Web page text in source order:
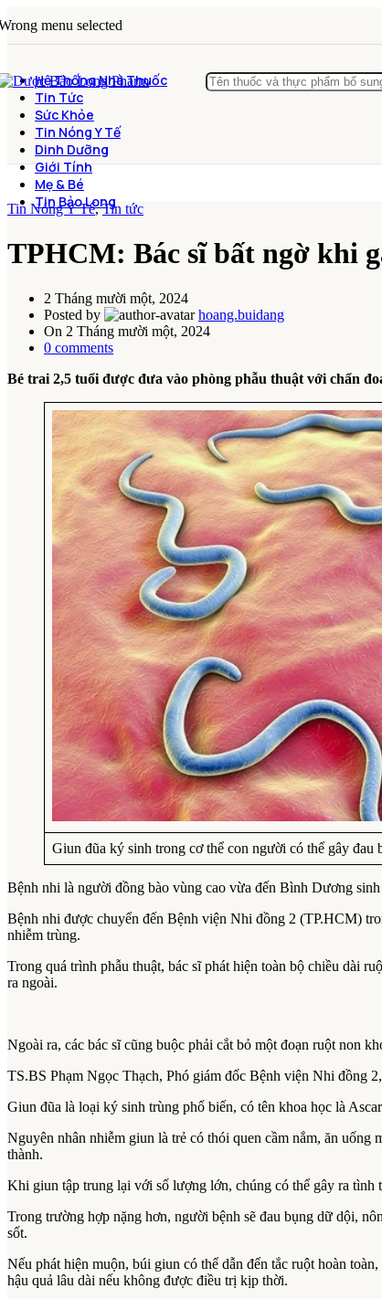
menu selected
Hệ Thống Nhà Thuốc
Tin Tức
Sức Khỏe
Tin Nóng Y Tế
Dinh Dưỡng
Giới Tính
Mẹ & Bé
Tin Bảo Long
Tin Nóng Y Tế,Tin tức
TPHCM: Bác sĩ bất ngờ khi
2 Tháng mười một, 2024
Posted by
hoang.buidang
On 2 Tháng mười một, 2024
0 comments
Bé trai 2,5 tuổi được đưa vào phòng phẫu thuật với chẩn
Giun đũa ký sinh trong cơ thể con người có thể gây đau
Bệnh nhi là người đồng bào vùng cao vừa đến Bình Dương
Bệnh nhi được chuyển đến Bệnh viện Nhi đồng 2 (TP.HCM)
nhiễm trùng.
Trong quá trình phẫu thuật, bác sĩ phát hiện toàn bộ chiều dài
ra ngoài.
Ngoài ra, các bác sĩ cũng buộc phải cắt bỏ một đoạn ruột non
TS.BS Phạm Ngọc Thạch, Phó giám đốc Bệnh viện Nhi đồng
Giun đũa là loại ký sinh trùng phổ biến, có tên khoa học là
Nguyên nhân nhiễm giun là trẻ có thói quen cầm nắm, ăn
thành.
Khi giun tập trung lại với số lượng lớn, chúng có thể gây ra
Trong trường hợp nặng hơn, người bệnh sẽ đau bụng dữ dội,
sốt.
Nếu phát hiện muộn, búi giun có thể dẫn đến tắc ruột hoàn
hậu quả lâu dài nếu không được điều trị kịp thời.